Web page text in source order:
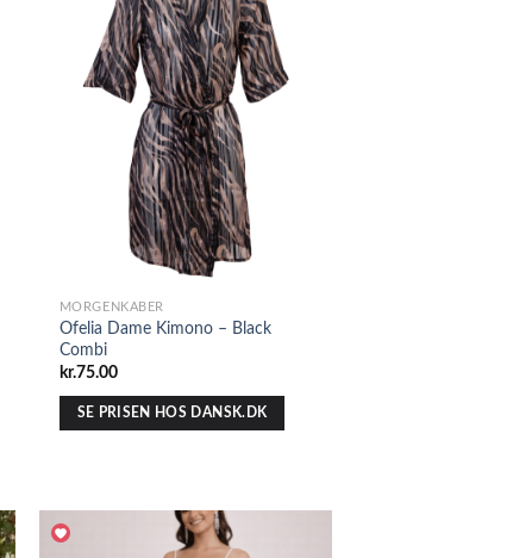
MORGENKÅBER
Ofelia Dame Kimono – Black
Combi
kr.75.00
SE PRISEN HOS DANSK.DK